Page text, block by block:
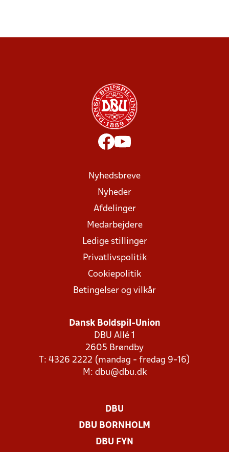
Nyhedsbreve
Nyheder
Afdelinger
Medarbejdere
Ledige stillinger
Privatlivspolitik
Cookiepolitik
Betingelser og vilkår
Dansk Boldspil-Union
DBU Allé 1
2605 Brøndby
T: 4326 2222 (mandag - fredag 9-16)
M: dbu@dbu.dk
DBU
DBU BORNHOLM
DBU FYN